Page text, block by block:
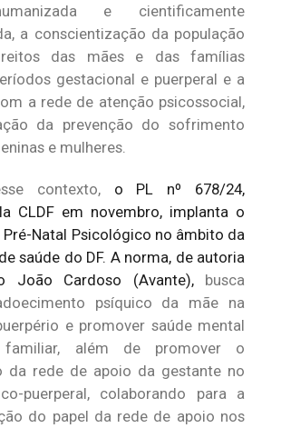
e cientificamente
a conscientização da população
das mães e das famílias
gestacional e puerperal e a
a rede de atenção psicossocial,
da prevenção do sofrimento
e mulheres.
contexto, o PL nº 678/24,
CLDF em novembro, implanta o
Natal Psicológico no âmbito da
saúde do DF. A norma, de autoria
João Cardoso (Avante),busca
psíquico da mãe na
e promover saúde mental
além de promover o
da rede de apoio da gestante no
puerperal, colaborando para a
do papel da rede de apoio nos